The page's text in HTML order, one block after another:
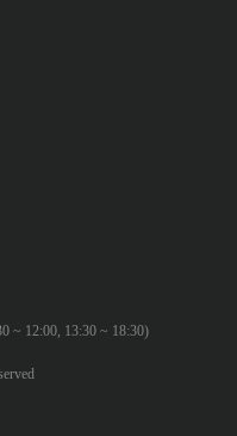
~ 12:00, 13:30 ~ 18:30)